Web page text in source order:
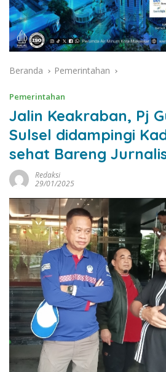
Beranda Pemerintahan
Pemerintahan
Jalin Keakraban, Pj
Sulsel didampingi
sehat Bareng
Redaksi
29/01/2025